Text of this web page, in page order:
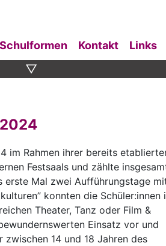
Schulformen Kontakt Links
▽
im Rahmen ihrer bereits
Festsaals und zählte
erste Mal zwei Aufführungstage
konnten die Schüler:innen
Theater, Tanz oder Film &
Einsatz vor und
14 und 18 Jahren des